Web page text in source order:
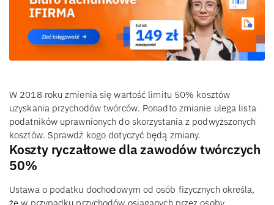
W 2018 roku zmienia się wartość limitu 50% kosztów
uzyskania przychodów twórców. Ponadto zmianie ulega lista
podatników uprawnionych do skorzystania z podwyższonych
kosztów. Sprawdź kogo dotyczyć będą zmiany.
Koszty ryczałtowe dla zawodów twórczych
50%
Ustawa o podatku dochodowym od osób fizycznych określa,